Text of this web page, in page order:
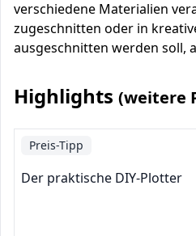
verschiedene Materialien
zugeschnitten oder in
ausgeschnitten werden soll,
Highlights (weitere
Preis-Tipp
Der praktische DIY-Plotter